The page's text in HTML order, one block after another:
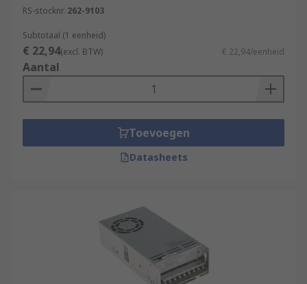
RS-stocknr. 262-9103
Subtotaal (1 eenheid)
€ 22,94(excl. BTW) € 22,94/eenheid
Aantal
Toevoegen
Datasheets